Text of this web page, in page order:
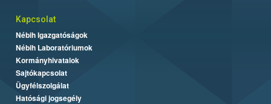
Kapcsolat
Nébih Igazgatóságok
Nébih Laboratóriumok
Kormányhivatalok
Sajtókapcsolat
Ügyfélszolgálat
Hatósági jogsegély